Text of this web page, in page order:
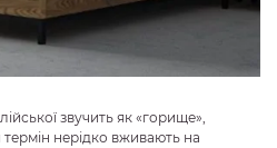
звучить як «горище»,
термін нерідко вживають на